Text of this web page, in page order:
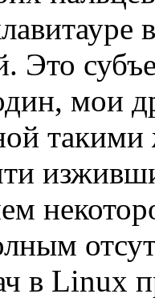
Это
мои
в Linux